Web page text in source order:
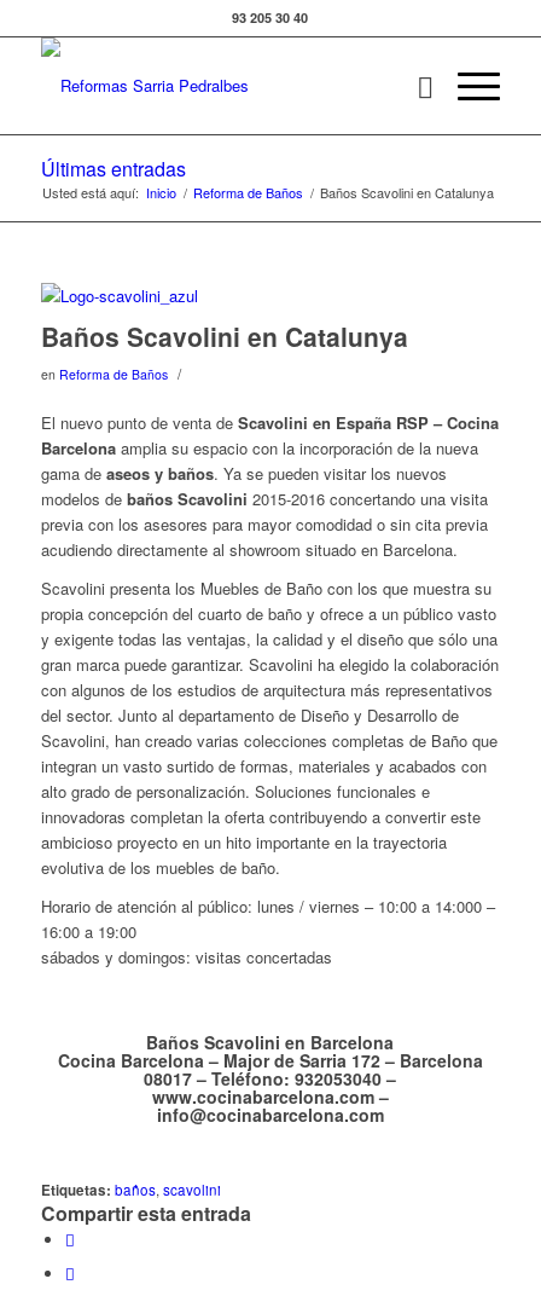
93 205 30 40
Últimas entradas
Usted está aquí: Inicio / Reforma de Baños / Baños Scavolini en Catalunya
Baños Scavolini en Catalunya
en Reforma de Baños /
El nuevo punto de venta de Scavolini en España RSP – Cocina
Barcelonaamplia su espacio con la incorporación de la nueva
gama de aseos y baños. Ya se pueden visitar los nuevos
modelos de baños Scavolini 2015-2016 concertando una visita
previa con los asesores para mayor comodidad o sin cita previa
acudiendo directamente al showroom situado en Barcelona.
Scavolini presenta los Muebles de Baño con los que muestra su
propia concepción del cuarto de baño y ofrece a un público vasto
y exigente todas las ventajas, la calidad y el diseño que sólo una
gran marca puede garantizar. Scavolini ha elegido la colaboración
con algunos de los estudios de arquitectura más representativos
del sector. Junto al departamento de Diseño y Desarrollo de
Scavolini, han creado varias colecciones completas de Baño que
integran un vasto surtido de formas, materiales y acabados con
alto grado de personalización. Soluciones funcionales e
innovadoras completan la oferta contribuyendo a convertir este
ambicioso proyecto en un hito importante en la trayectoria
evolutiva de los muebles de baño.
Horario de atención al público: lunes / viernes – 10:00 a 14:000 –
16:00 a 19:00
sábados y domingos: visitas concertadas
Baños Scavolini en Barcelona
Cocina Barcelona – Major de Sarria 172 – Barcelona
08017 – Teléfono: 932053040 –
www.cocinabarcelona.com –
info@cocinabarcelona.com
Etiquetas: baños,scavolini
Compartir esta entrada